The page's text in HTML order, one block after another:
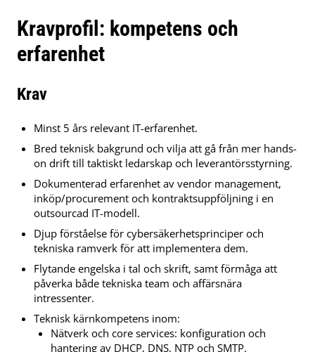
Kravprofil: kompetens och
erfarenhet
Krav
Minst 5 års relevant IT-erfarenhet.
Bred teknisk bakgrund och vilja att gå från mer hands-
on drift till taktiskt ledarskap och leverantörsstyrning.
Dokumenterad erfarenhet av vendor management,
inköp/procurement och kontraktsuppföljning i en
outsourcad IT-modell.
Djup förståelse för cybersäkerhetsprinciper och
tekniska ramverk för att implementera dem.
Flytande engelska i tal och skrift, samt förmåga att
påverka både tekniska team och affärsnära
intressenter.
Teknisk kärnkompetens inom:
Nätverk och core services: konfiguration och
hantering av DHCP, DNS, NTP och SMTP.